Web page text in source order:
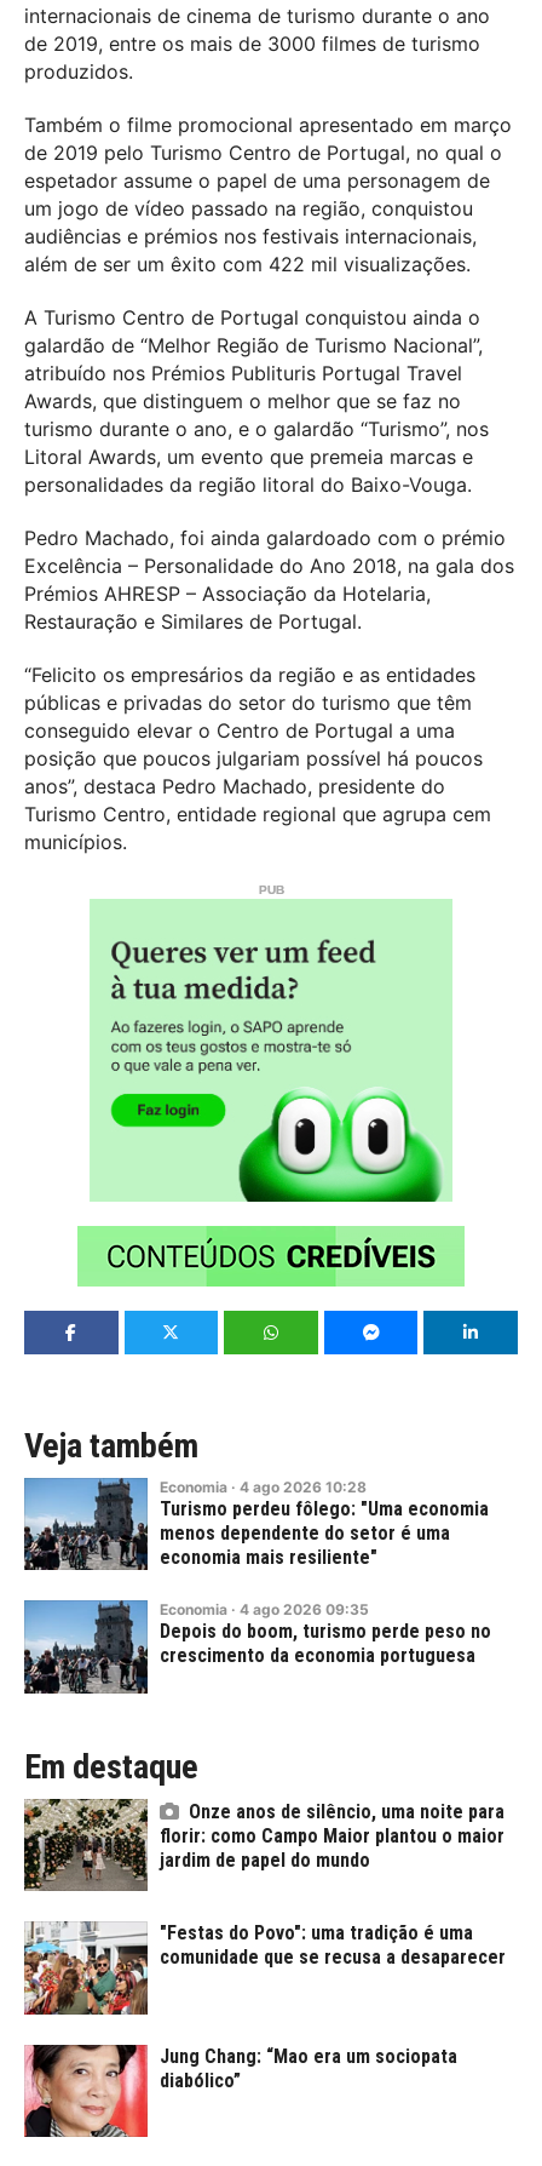
internacionais de cinema de turismo durante o ano
de 2019, entre os mais de 3000 filmes de turismo
produzidos.
Também o filme promocional apresentado em março
de 2019 pelo Turismo Centro de Portugal, no qual o
espetador assume o papel de uma personagem de
um jogo de vídeo passado na região, conquistou
audiências e prémios nos festivais internacionais,
além de ser um êxito com 422 mil visualizações.
A Turismo Centro de Portugal conquistou ainda o
galardão de “Melhor Região de Turismo Nacional”,
atribuído nos Prémios Publituris Portugal Travel
Awards, que distinguem o melhor que se faz no
turismo durante o ano, e o galardão “Turismo”, nos
Litoral Awards, um evento que premeia marcas e
personalidades da região litoral do Baixo-Vouga.
Pedro Machado, foi ainda galardoado com o prémio
Excelência – Personalidade do Ano 2018, na gala dos
Prémios AHRESP – Associação da Hotelaria,
Restauração e Similares de Portugal.
“Felicito os empresários da região e as entidades
públicas e privadas do setor do turismo que têm
conseguido elevar o Centro de Portugal a uma
posição que poucos julgariam possível há poucos
anos”, destaca Pedro Machado, presidente do
Turismo Centro, entidade regional que agrupa cem
municípios.
Veja também
Economia · 4 ago 2026 10:28
Turismo perdeu fôlego: "Uma economia
menos dependente do setor é uma
economia mais resiliente"
Economia · 4 ago 2026 09:35
Depois do boom, turismo perde peso no
crescimento da economia portuguesa
Em destaque
Onze anos de silêncio, uma noite para
florir: como Campo Maior plantou o maior
jardim de papel do mundo
"Festas do Povo": uma tradição é uma
comunidade que se recusa a desaparecer
Jung Chang: “Mao era um sociopata
diabólico”